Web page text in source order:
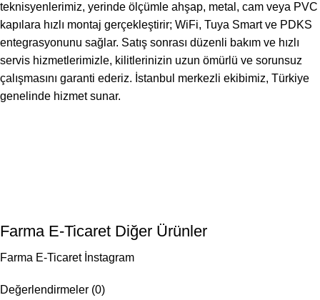
teknisyenlerimiz, yerinde ölçümle ahşap, metal, cam veya PVC
kapılara hızlı montaj gerçekleştirir; WiFi, Tuya Smart ve PDKS
entegrasyonunu sağlar. Satış sonrası düzenli bakım ve hızlı
servis hizmetlerimizle, kilitlerinizin uzun ömürlü ve sorunsuz
çalışmasını garanti ederiz. İstanbul merkezli ekibimiz, Türkiye
genelinde hizmet sunar.
Farma E-Ticaret Diğer Ürünler
Farma E-Ticaret İnstagram
Değerlendirmeler (0)